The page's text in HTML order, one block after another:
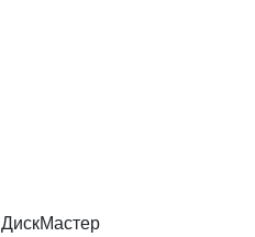
ДискМастер